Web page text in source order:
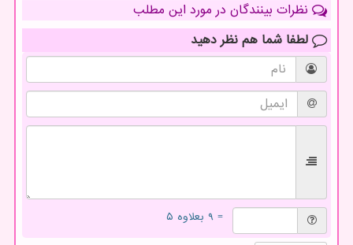
نظرات بینندگان در مورد این مطلب
لطفا شما هم نظر دهید
= ۹ بعلاوه ۵